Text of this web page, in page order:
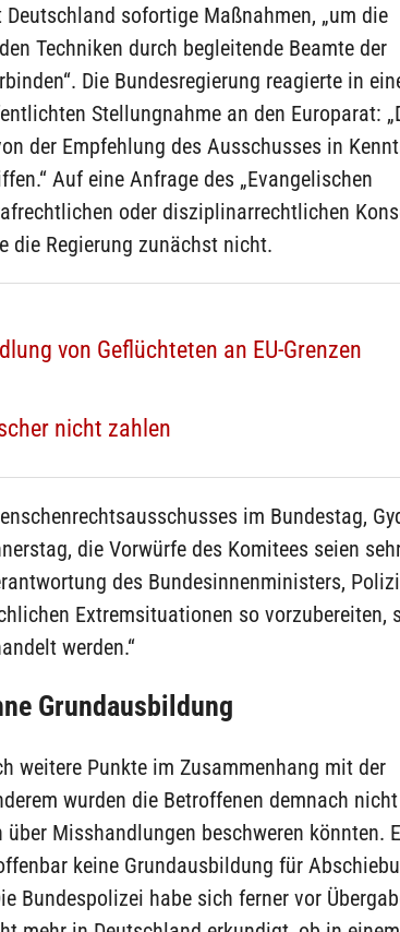
sofortige Maßnahmen, „um die
Techniken durch begleitende Beamte der
Die Bundesregierung reagierte in
Stellungnahme an den Europarat:
der Empfehlung des Ausschusses in
Auf eine Anfrage des „Evangelischen
oder disziplinarrechtlichen
die Regierung zunächst nicht.
von Geflüchteten an EU-Grenzen
nicht zahlen
im Bundestag,
die Vorwürfe des Komitees seien
des Bundesinnenministers,
Extremsituationen so vorzubereiten,
werden.“
Grundausbildung
weitere Punkte im Zusammenhang mit der
wurden die Betroffenen demnach
Misshandlungen beschweren könnten.
keine Grundausbildung für
Bundespolizei habe sich ferner vor